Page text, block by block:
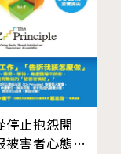
很多，總是裝病
，想要徹徹底底
就必須熟讀「豬
在他識豬無數的
友
停止抱怨開
被害者心態，